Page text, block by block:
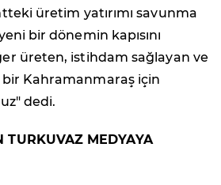
üretim yatırımı savunma
bir dönemin kapısını
üreten, istihdam sağlayan ve
bir Kahramanmaraş için
dedi.
TURKUVAZ MEDYAYA